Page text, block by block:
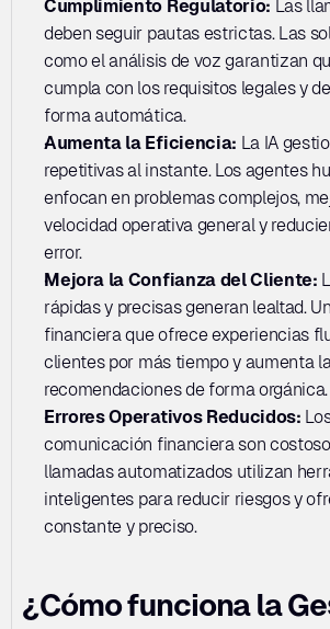
Cumplimiento Regulatorio: Las
deben seguir pautas estrictas. Las
como el análisis de voz garantizan
cumpla con los requisitos legales y
forma automática.
Aumenta la Eficiencia: La IA
repetitivas al instante. Los agentes
enfocan en problemas complejos,
velocidad operativa general y
error.
Mejora la Confianza del Cliente:
rápidas y precisas generan lealtad.
financiera que ofrece experiencias
clientes por más tiempo y aumenta
recomendaciones de forma orgánica.
Errores Operativos Reducidos:
comunicación financiera son
llamadas automatizados utilizan
inteligentes para reducir riesgos y
constante y preciso.
¿Cómo funciona la